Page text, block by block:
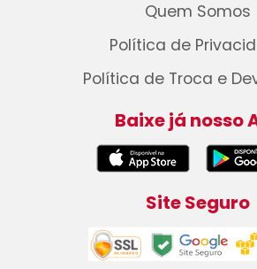
Quem Somos
Política de
Política de Troca e
Baixe já nosso
Site Seguro